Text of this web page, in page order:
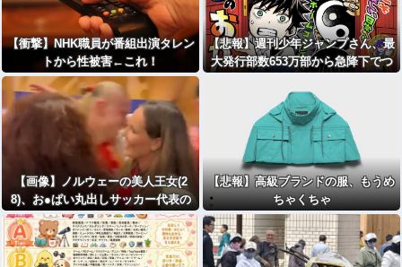
【衝撃】NHK職員が番組出演タレン
トから性被害←これ！
【悲報】週刊少年ジャンプさん、最
大発行部数653万部から急降下でつ
【画像】ノルウェーの美人王女(2
8)、お●ぱい丸出しサッカー代表の
ロッカールームで健闘を称えるｗｗ
ｗｗｗｗ
【悲報】高級ブランドの服、もうめ
ちゃくちゃ